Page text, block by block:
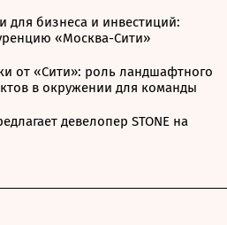
для бизнеса и инвестиций:
«Москва-Сити»
от «Сити»: роль ландшафтного
в окружении для команды
девелопер STONE на